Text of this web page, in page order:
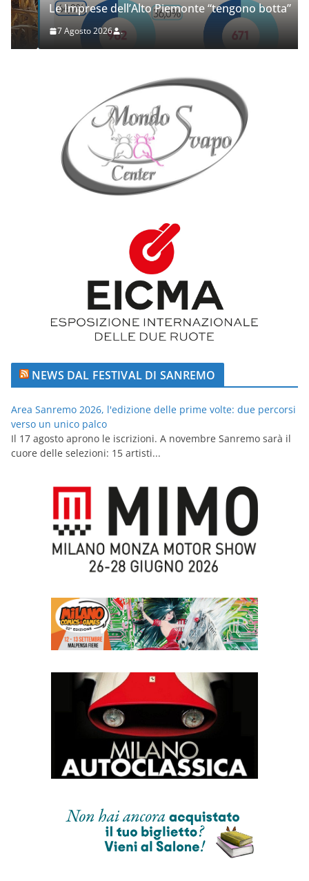
Le Imprese dell’Alto Piemonte “tengono botta”
7 Agosto 2026 .
NEWS DAL FESTIVAL DI SANREMO
Area Sanremo 2026, l'edizione delle prime volte: due percorsi
verso un unico palco
Il 17 agosto aprono le iscrizioni. A novembre Sanremo sarà il
cuore delle selezioni: 15 artisti...